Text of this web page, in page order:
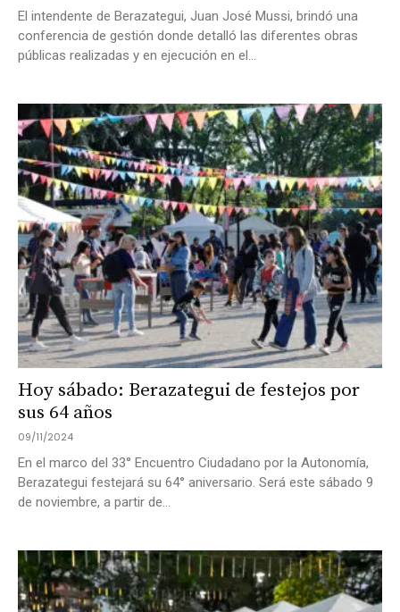
El intendente de Berazategui, Juan José Mussi, brindó una
conferencia de gestión donde detalló las diferentes obras
públicas realizadas y en ejecución en el...
Hoy sábado: Berazategui de festejos por
sus 64 años
09/11/2024
En el marco del 33° Encuentro Ciudadano por la Autonomía,
Berazategui festejará su 64° aniversario. Será este sábado 9
de noviembre, a partir de...